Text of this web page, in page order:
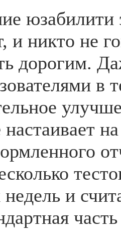
юзабилити
и никто не
дорогим.
в
настаивает
и